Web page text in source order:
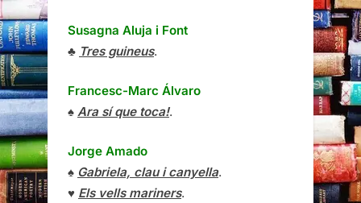
Susagna Aluja i Font
♣ Tres guineus.
Francesc-Marc Álvaro
♠ Ara sí que toca!.
Jorge Amado
♠ Gabriela, clau i canyella.
♥ Els vells mariners.